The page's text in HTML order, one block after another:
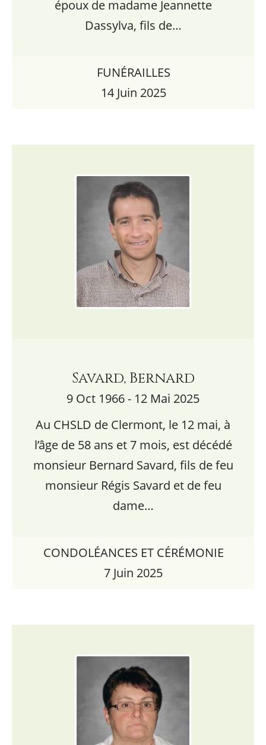
époux de madame Jeannette
Dassylva, fils de…
FUNÉRAILLES
14 Juin 2025
Savard, Bernard
9 Oct 1966 - 12 Mai 2025
Au CHSLD de Clermont, le 12 mai, à
l’âge de 58 ans et 7 mois, est décédé
monsieur Bernard Savard, fils de feu
monsieur Régis Savard et de feu
dame…
CONDOLÉANCES ET CÉRÉMONIE
7 Juin 2025